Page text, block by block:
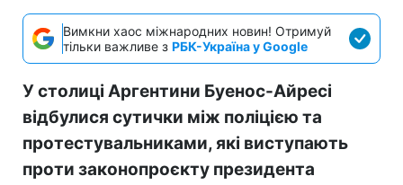
Вимкни хаос міжнародних новин! Отримуй
тільки важливе з РБК-Україна у Google
У столиці Аргентини Буенос-Айресі
відбулися сутички між поліцією та
протестувальниками, які виступають
проти законопроєкту президента